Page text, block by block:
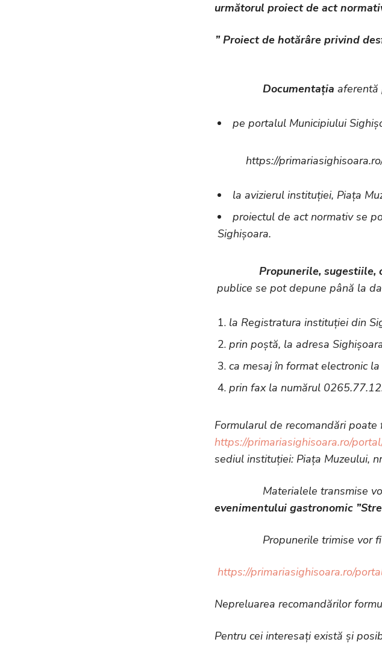
următorul proiect de act
” Proiect de hotărâre privind
Documentația aferentă
pe portalul Municipiului
https://
la avizierul instituției, Piața
proiectul de act normativ se
Sighișoara.
Propunerile, sugestiile,
publice se pot depune până la
la Registratura instituției din
prin poștă, la adresa
ca mesaj în format electronic
prin fax la numărul
Formularul de recomandări
https://primariasighisoara.ro/
sediul instituției: Piața Muzeului,
Materialele transmise vor
evenimentului gastronomic
Propunerile trimise vor fi
https://primariasighisoara.ro/
Nepreluarea recomandărilor
Pentru cei interesați există și